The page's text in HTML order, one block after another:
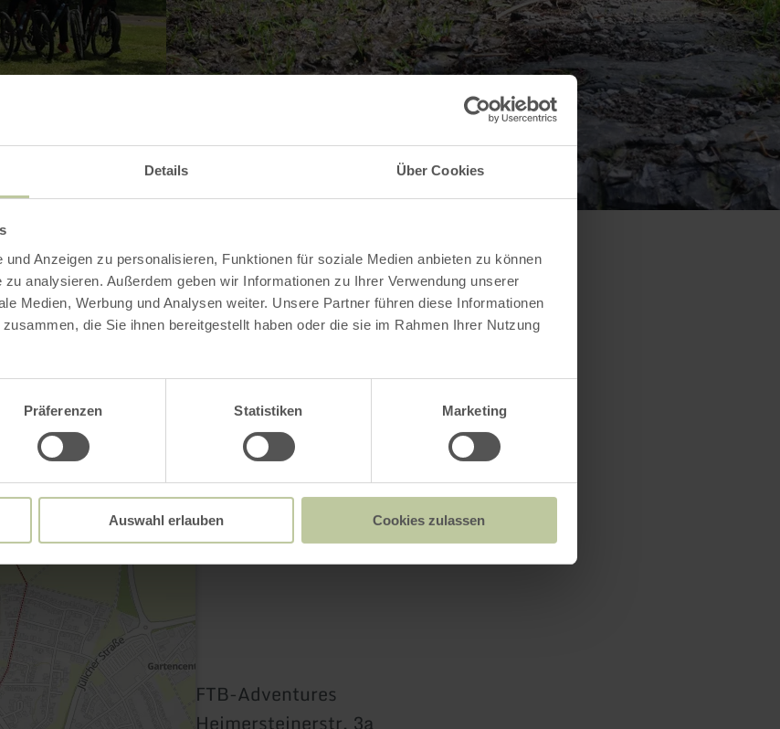
Details Über Cookies
Anzeigen zu personalisieren, Funktionen für soziale Medien anbieten zu können
analysieren. Außerdem geben wir Informationen zu Ihrer Verwendung unserer
Medien, Werbung und Analysen weiter. Unsere Partner führen diese Informationen
die Sie ihnen bereitgestellt haben oder die sie im Rahmen Ihrer Nutzung
Präferenzen Statistiken Marketing
Auswahl erlauben Cookies zulassen
Ouvrir la galerie
Contact
FTB-Adventures
Heimersteinerstr. 3a